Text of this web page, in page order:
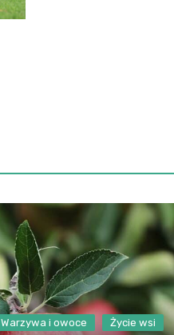
Warzywa i owoce Życie wsi